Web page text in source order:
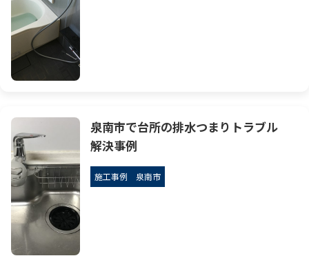
泉南市で台所の排水つまりトラブル
解決事例
施工事例 泉南市